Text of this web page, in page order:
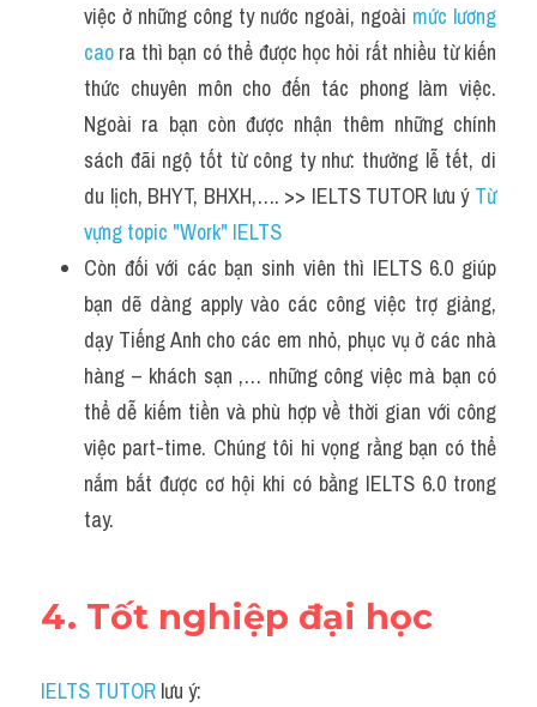
việc ở những công ty nước ngoài, ngoài mức lương
cao ra thì bạn có thể được học hỏi rất nhiều từ kiến
thức chuyên môn cho đến tác phong làm việc.
Ngoài ra bạn còn được nhận thêm những chính
sách đãi ngộ tốt từ công ty như: thưởng lễ tết, di
du lịch, BHYT, BHXH,…. >> IELTS TUTOR lưu ý Từ
vựng topic "Work" IELTS
Còn đối với các bạn sinh viên thì IELTS 6.0 giúp
bạn dẽ dàng apply vào các công việc trợ giảng,
dạy Tiếng Anh cho các em nhỏ, phục vụ ở các nhà
hàng – khách sạn ,… những công việc mà bạn có
thể dễ kiếm tiền và phù hợp về thời gian với công
việc part-time. Chúng tôi hi vọng rằng bạn có thể
nắm bắt được cơ hội khi có bằng IELTS 6.0 trong
tay.
4. Tốt nghiệp đại học
IELTS TUTOR lưu ý: